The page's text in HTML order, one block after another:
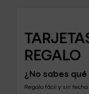
REGALO
¿No sabes
Regalo fácil y sin